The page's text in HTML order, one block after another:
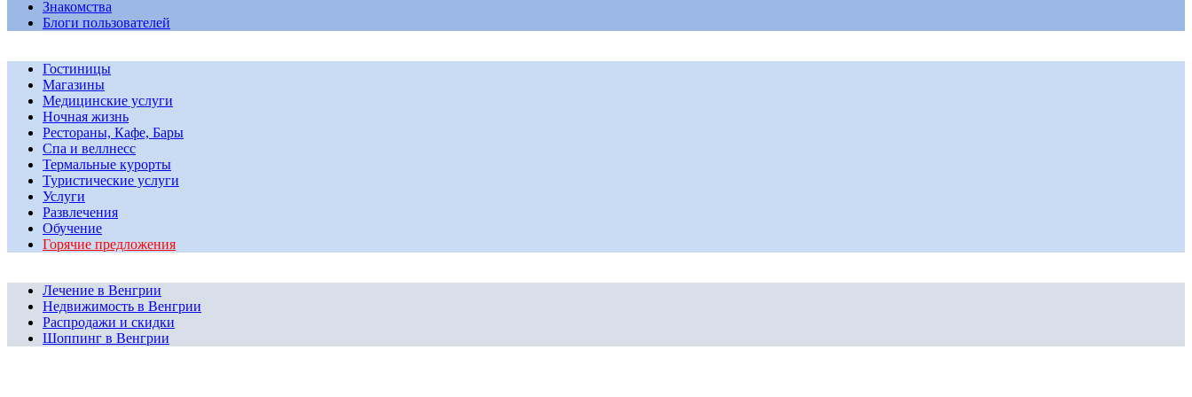
Знакомства
Блоги пользователей
Гостиницы
Магазины
Медицинские услуги
Ночная жизнь
Рестораны, Кафе, Бары
Спа и веллнесс
Термальные курорты
Туристические услуги
Услуги
Развлечения
Обучение
Горячие предложения
Лечение в Венгрии
Недвижимость в Венгрии
Распродажи и скидки
Шоппинг в Венгрии